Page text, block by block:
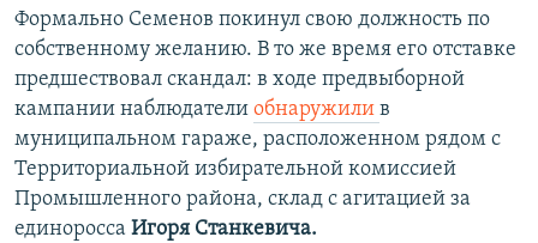
Все сайты РСЕ/РС
Формально Семенов покинул свою должность по
собственному желанию. В то же время его отставке
предшествовал скандал: в ходе предвыборной
кампании наблюдатели обнаружили в
муниципальном гараже, расположенном рядом с
Территориальной избирательной комиссией
Промышленного района, склад с агитацией за
единоросса Игоря Станкевича.